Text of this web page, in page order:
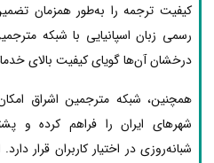
کیفیت ترجمه را به‌طور همزمان
رسمی زبان اسپانیایی با شبکه
درخشان آن‌ها گویای کیفیت بالای
همچنین، شبکه مترجمین اشراق
شهرهای ایران را فراهم کرده و
شبانه‌روزی در اختیار کاربران قرار